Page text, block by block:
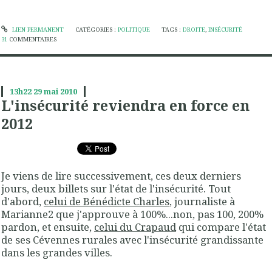
LIEN PERMANENT CATÉGORIES : POLITIQUE TAGS :DROITE ,INSÉCURITÉ
31 COMMENTAIRES
13h22 29mai 2010
L'insécurité reviendra en force en
2012
Je viens de lire successivement, ces deux derniers
jours, deux billets sur l'état de l'insécurité. Tout
d'abord, celui de Bénédicte Charles, journaliste à
Marianne2 que j'approuve à 100%...non, pas 100, 200%
pardon, et ensuite, celui du Crapaud qui compare l'état
de ses Cévennes rurales avec l'insécurité grandissante
dans les grandes villes.